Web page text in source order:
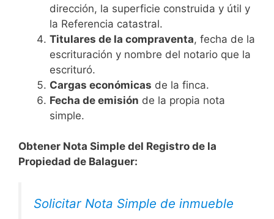
dirección, la superficie construida y útil y
la Referencia catastral.
Titulares de la compraventa, fecha de la
escrituración y nombre del notario que la
escrituró.
Cargas económicas de la finca.
Fecha de emisión de la propia nota
simple.
Obtener Nota Simple del Registro de la
Propiedad de Balaguer:
Solicitar Nota Simple de inmueble